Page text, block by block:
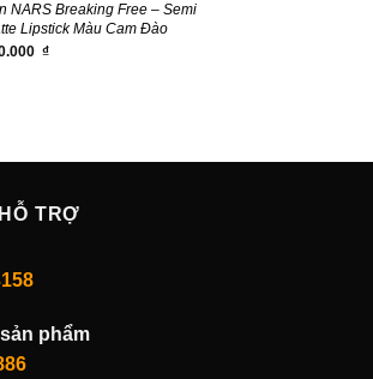
NARS Breaking Free – Semi
Lipstick Màu Cam Đào
₫
TRỢ
phẩm